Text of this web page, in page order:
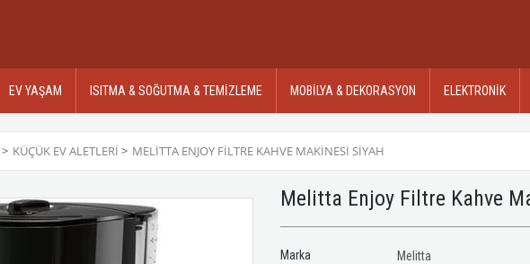
EV YAŞAM ISITMA & SOĞUTMA & TEMİZLEME MOBİLYA & DEKORASYON ELEKTRONİK
> KÜÇÜK EV ALETLERİ > MELITTA ENJOY FILTRE KAHVE MAKINESI SIYAH
Melitta Enjoy Filtre Kahve
Marka Melitta